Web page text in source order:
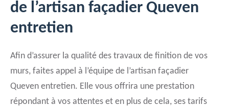
de l’artisan façadier Queven
entretien
Afin d’assurer la qualité des travaux de finition de vos
murs, faites appel à l’équipe de l’artisan façadier
Queven entretien. Elle vous offrira une prestation
répondant à vos attentes et en plus de cela, ses tarifs